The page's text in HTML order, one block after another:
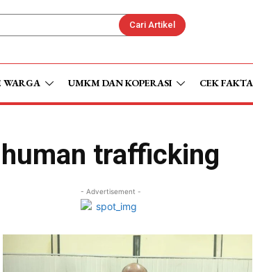
Cari Artikel
WARGA UMKM DAN KOPERASI CEK FAKTA
human trafficking
- Advertisement -